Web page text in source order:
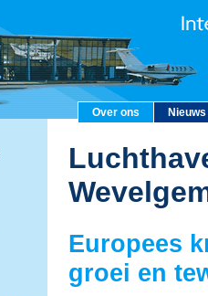
Over ons Nieuws
Europees
groei en